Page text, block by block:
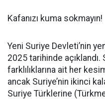
Kafanızı kuma sokmayın!
Yeni Suriye Devleti’nin
2025 tarihinde açıklandı.
farklılıklarına ait her
ancak Suriye’nin ikinci
Suriye Türklerine